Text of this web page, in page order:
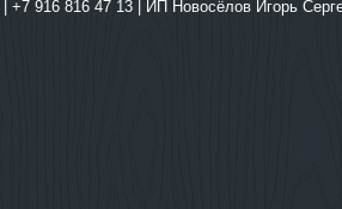
| +7 916 816 47 13 | ИП Новосёлов Игорь